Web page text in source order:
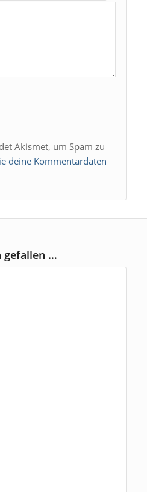
Akismet, um Spam zu
deine Kommentardaten
gefallen …